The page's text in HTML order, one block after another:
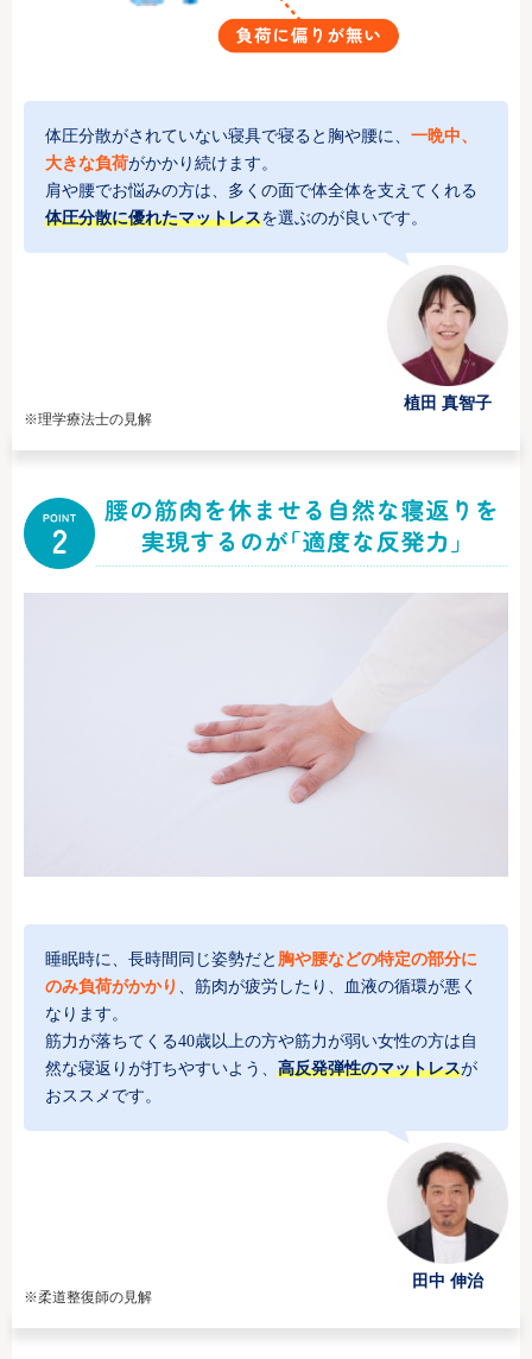
植田 真智子
体圧分散がされていない寝具で寝ると胸や腰に、 一晩中、
大きな負荷がかかり続けます。
肩や腰でお悩みの方は、多くの面で体全体を支えてくれる
体圧分散に優れたマットレスを選ぶのが良いです。
※理学療法士の見解
田中 伸治
睡眠時に、長時間同じ姿勢だと 胸や腰などの特定の部分に
のみ負荷がかかり
、筋肉が疲労したり、血液の循環が悪く
なります。
筋力が落ちてくる40歳以上の方や筋力が弱い女性の方は自
然な寝返りが打ちやすいよう、 高反発弾性のマットレスが
おススメです。
※柔道整復師の見解